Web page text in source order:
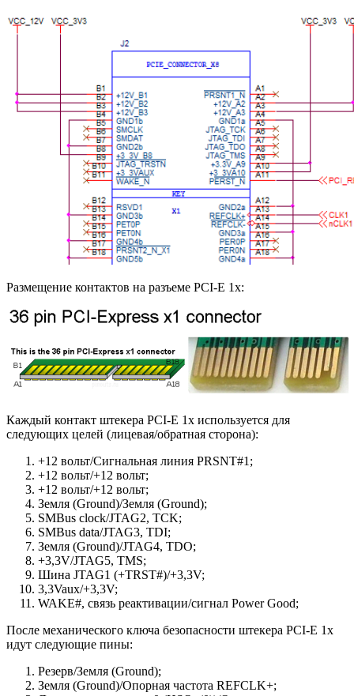
Размещение контактов на разъеме PCI-E 1x:
Каждый контакт штекера PCI-E 1x используется для
следующих целей (лицевая/обратная сторона):
+12 вольт/Сигнальная линия PRSNT#1;
+12 вольт/+12 вольт;
+12 вольт/+12 вольт;
Земля (Ground)/Земля (Ground);
SMBus clock/JTAG2, TCK;
SMBus data/JTAG3, TDI;
Земля (Ground)/JTAG4, TDO;
+3,3V/JTAG5, TMS;
Шина JTAG1 (+TRST#)/+3,3V;
3,3Vaux/+3,3V;
WAKE#, связь реактивации/сигнал Power Good;
После механического ключа безопасности штекера PCI-E 1x
идут следующие пины:
Резерв/Земля (Ground);
Земля (Ground)/Опорная частота REFCLK+;